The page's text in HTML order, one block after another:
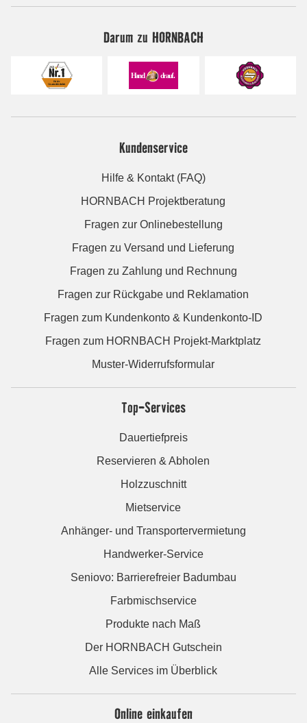
Darum zu HORNBACH
Kundenservice
Hilfe & Kontakt (FAQ)
HORNBACH Projektberatung
Fragen zur Onlinebestellung
Fragen zu Versand und Lieferung
Fragen zu Zahlung und Rechnung
Fragen zur Rückgabe und Reklamation
Fragen zum Kundenkonto & Kundenkonto-ID
Fragen zum HORNBACH Projekt-Marktplatz
Muster-Widerrufsformular
Top-Services
Dauertiefpreis
Reservieren & Abholen
Holzzuschnitt
Mietservice
Anhänger- und Transportervermietung
Handwerker-Service
Seniovo: Barrierefreier Badumbau
Farbmischservice
Produkte nach Maß
Der HORNBACH Gutschein
Alle Services im Überblick
Online einkaufen